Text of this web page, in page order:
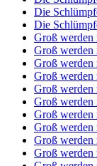
Die
Die
Groß werden
Groß werden
Groß werden
Groß werden
Groß werden
Groß werden
Groß werden
Groß werden
Groß werden
Groß werden